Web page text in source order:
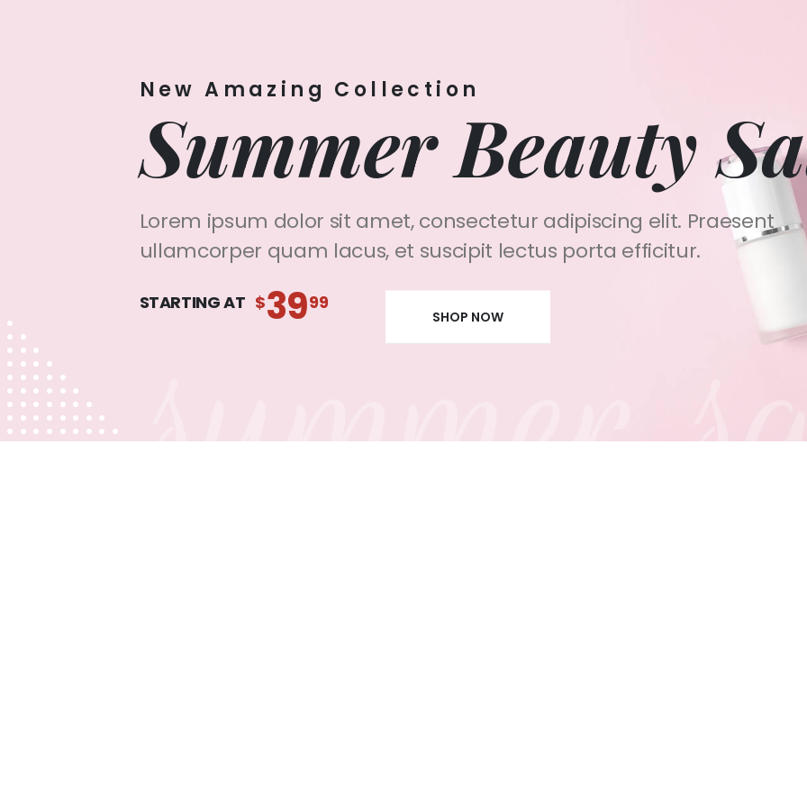
New Amazing Collection
Summer Beauty
Lorem ipsum dolor sit amet, consectetur adipiscing elit. Praesent
ullamcorper quam lacus, et suscipit lectus porta efficitur.
STARTING AT $3999
SHOP NOW